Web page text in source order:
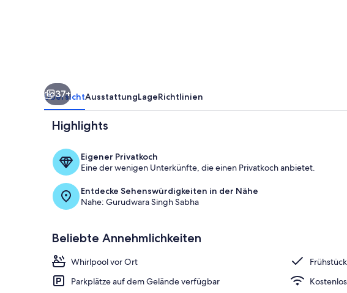
Zimmer
37+
ÜbersichtAusstattungLageRichtlinien
Highlights
Eigener Privatkoch
Eine der wenigen Unterkünfte, die einen Privatkoch anbietet.
Entdecke Sehenswürdigkeiten in der Nähe
Nahe: Gurudwara Singh Sabha
Beliebte Annehmlichkeiten
Whirlpool vor Ort
Parkplätze auf dem Gelände verfügbar